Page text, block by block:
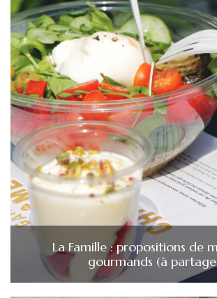
La Famille : propositions de
gourmands (à